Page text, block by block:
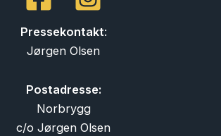
Pressekontakt:
Jørgen Olsen
Postadresse:
Norbrygg
c/o Jørgen Olsen